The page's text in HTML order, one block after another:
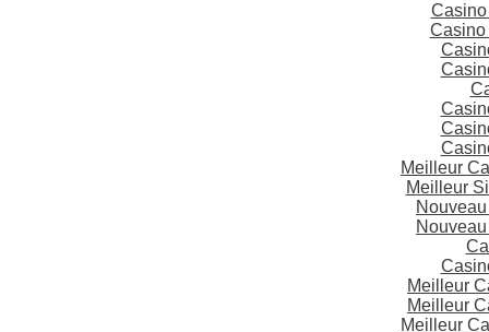
Casino
Meilleur
Meilleur
Meilleur
Meilleur
Meilleur